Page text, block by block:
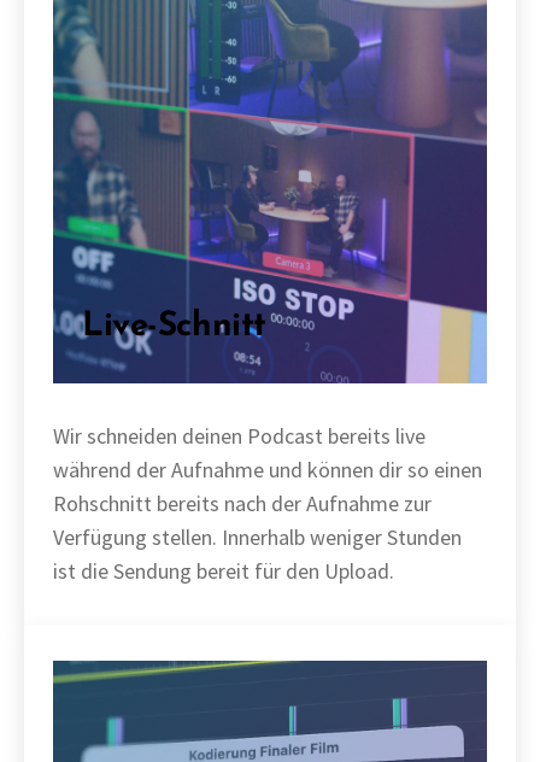
Live-Schnitt
Wir schneiden deinen Podcast bereits live
während der Aufnahme und können dir so einen
Rohschnitt bereits nach der Aufnahme zur
Verfügung stellen. Innerhalb weniger Stunden
ist die Sendung bereit für den Upload.